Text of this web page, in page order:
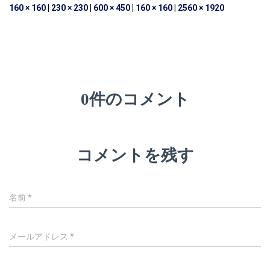
160 × 160| 230 × 230| 600 × 450| 160 × 160| 2560 × 1920
0件のコメント
コメントを残す
名前*
メールアドレス *